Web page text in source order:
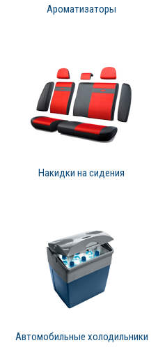
Ароматизаторы
Накидки на сидения
Автомобильные холодильники